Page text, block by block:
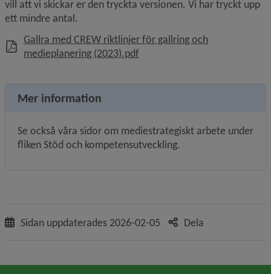
vill att vi skickar er den tryckta versionen. Vi har tryckt upp
ett mindre antal.
Gallra med CREW riktlinjer för gallring och
medieplanering (2023).pdf, 863.2 kB.
Mer information
Se också våra sidor om mediestrategiskt arbete under
fliken Stöd och kompetensutveckling.
Sidan uppdaterades 2026-02-05 Dela